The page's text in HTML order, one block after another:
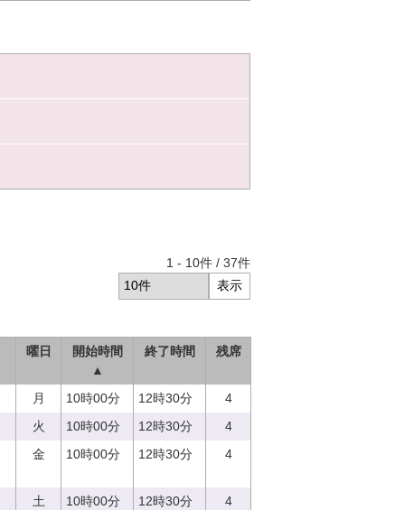
1 - 10件 / 37件
曜日
開始時間
▲
終了時間 残席
月 10時00分 12時30分
4
火 10時00分 12時30分
4
金 10時00分 12時30分 4
土 10時00分 12時30分 4